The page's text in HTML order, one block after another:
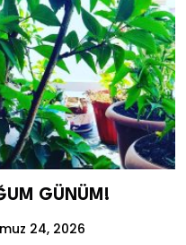
GÜNÜM!
24, 2026